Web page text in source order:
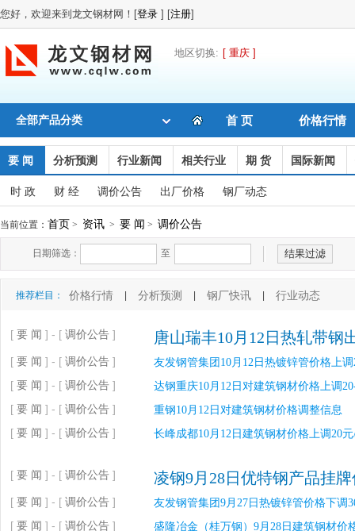
您好，欢迎来到龙文钢材网！[登录 ] [注册]
地区切换: [ 重庆 ]
全部产品分类 首 页 价格行情
要 闻 分析预测 行业新闻 相关行业 期 货 国际新闻
时 政 财 经 调价公告 出厂价格 钢厂动态
当前位置： 首页 > 资讯 > 要 闻 > 调价公告
日期筛选： 至
推荐栏目： 价格行情 分析预测 钢厂快讯 行业动态
[ 要 闻 ] - [ 调价公告 ] 唐山瑞丰10月12日热轧带钢
[ 要 闻 ] - [ 调价公告 ] 友发钢管集团10月12日热镀锌管价格上
[ 要 闻 ] - [ 调价公告 ] 达钢重庆10月12日对建筑钢材价格上调
[ 要 闻 ] - [ 调价公告 ] 重钢10月12日对建筑钢材价格调整信息
[ 要 闻 ] - [ 调价公告 ] 长峰成都10月12日建筑钢材价格上调20
[ 要 闻 ] - [ 调价公告 ] 凌钢9月28日优特钢产品挂
[ 要 闻 ] - [ 调价公告 ] 友发钢管集团9月27日热镀锌管价格下调
[ 要 闻 ] - [ 调价公告 ] 盛隆冶金（桂万钢）9月28日建筑钢材价